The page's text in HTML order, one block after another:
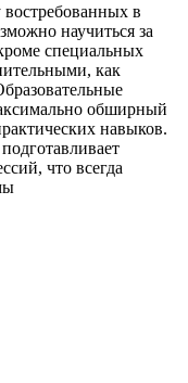
в
научиться за
специальных
как
обширный
навыков.
что всегда